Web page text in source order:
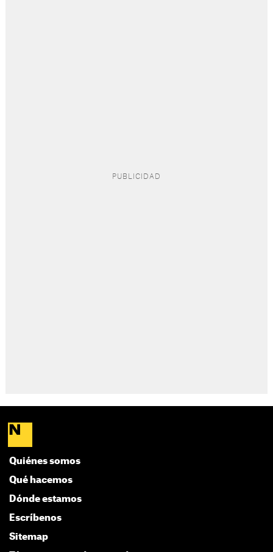
Quiénes somos
Qué hacemos
Dónde estamos
Escríbenos
Sitemap